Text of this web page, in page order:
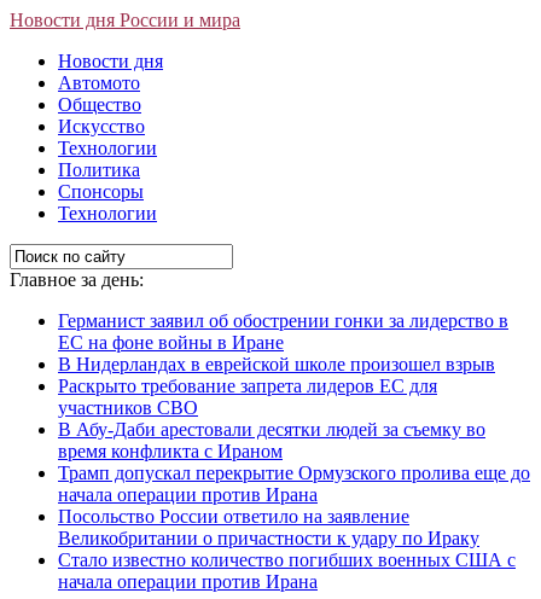
Новости дня России и мира
Новости дня
Автомото
Общество
Искусство
Технологии
Политика
Спонсоры
Технологии
Главное за день:
Германист заявил об обострении гонки за лидерство в
ЕС на фоне войны в Иране
В Нидерландах в еврейской школе произошел взрыв
Раскрыто требование запрета лидеров ЕС для
участников СВО
В Абу-Даби арестовали десятки людей за съемку во
время конфликта с Ираном
Трамп допускал перекрытие Ормузского пролива еще до
начала операции против Ирана
Посольство России ответило на заявление
Великобритании о причастности к удару по Ираку
Стало известно количество погибших военных США с
начала операции против Ирана